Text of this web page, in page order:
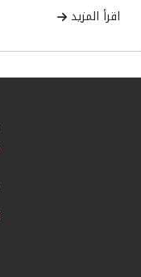
اقرأ المزيد